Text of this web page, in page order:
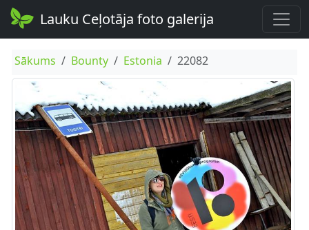
Lauku Ceļotāja foto galerija
Sākums Bounty Estonia 22082